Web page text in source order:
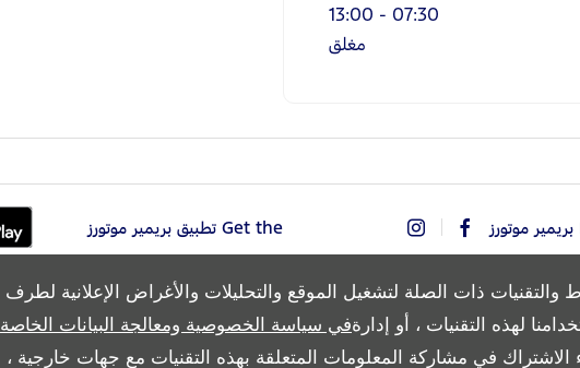
والتقنيات ذات الصلة لتشغيل الموقع والتحليلات والأغراض الإعلانية لطرف
لهذه التقنيات ، أو إدارةفي سياسة الخصوصية ومعالجة البيانات الخاصة
في مشاركة المعلومات المتعلقة بهذه التقنيات مع جهات خارجية ،
07:30
-
13:00
مغلق
Get the تطبيق بريمير موتورز
Copyright © 2026 بريمير موتورز